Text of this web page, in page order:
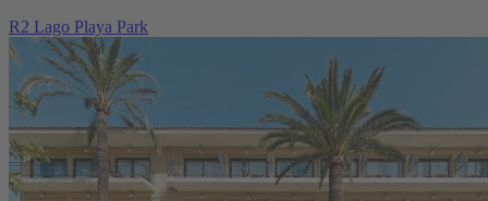
R2 Lago Playa Park